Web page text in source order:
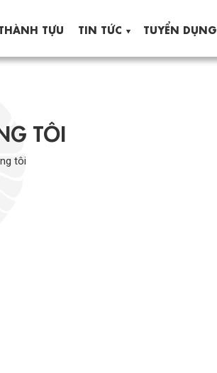
TỰU TIN TỨC TUYỂN DỤNG
TÔI
tôi